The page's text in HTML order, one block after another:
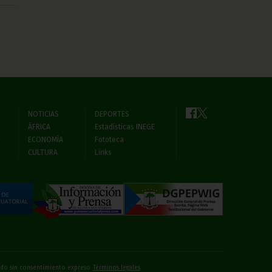
NOTICIAS
ÁFRICA
ECONOMÍA
CULTURA
DEPORTES
Estadísticas INEGE
Fototeca
Links
sin consentimiento expreso Términos legales